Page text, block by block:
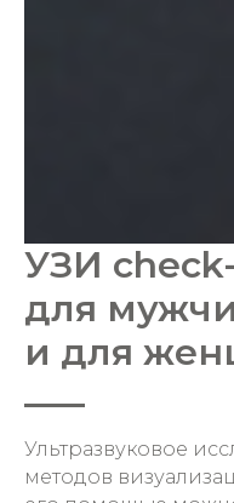
УЗИ
для
и для
Ультразвуковое
методов